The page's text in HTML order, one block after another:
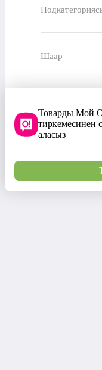
Шаар
Товарды Мой
тиркемесинен
аласыз